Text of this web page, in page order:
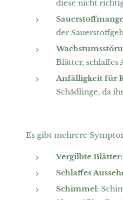
diese nicht
der
Blätter, schlaffes
Anfälligkeit für
Schädlinge, da
Es gibt mehrere
Vergilbte Blätter
Schlaffes
Schimmel: